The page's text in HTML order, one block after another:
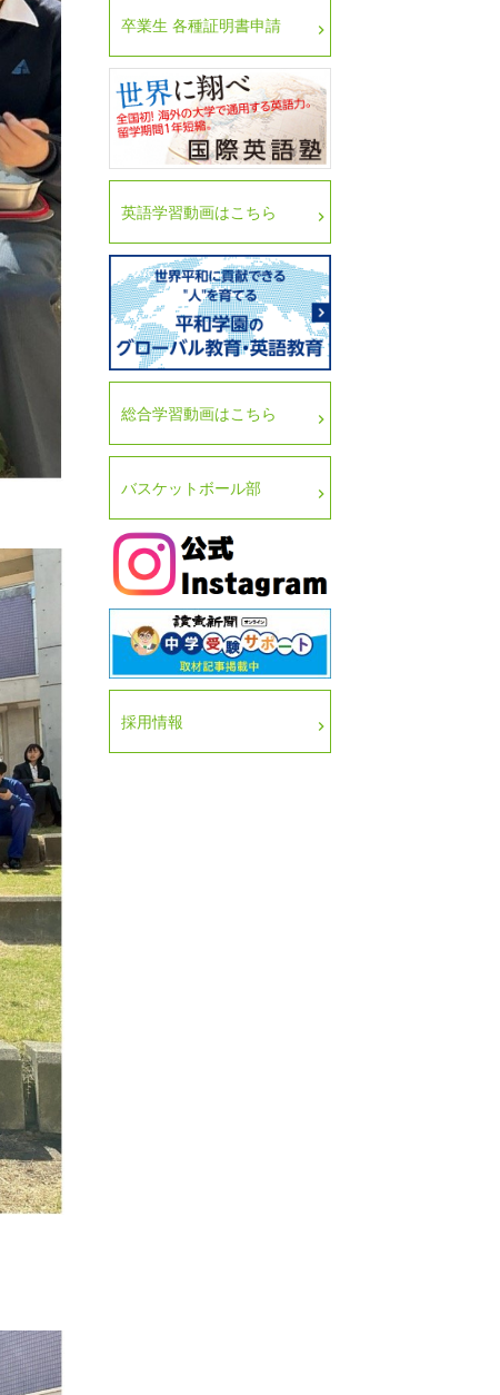
卒業生 各種証明書申請
英語学習動画はこちら
総合学習動画はこちら
バスケットボール部
採用情報